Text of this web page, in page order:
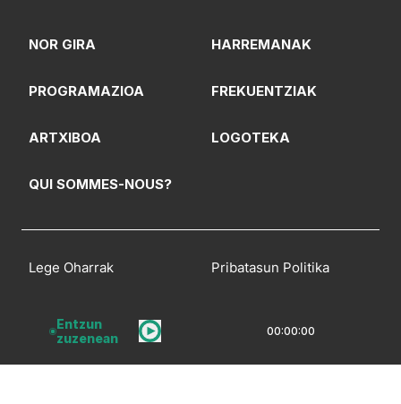
Entzun
zuzenean
00:00:00
NOR GIRA HARREMANAK
PROGRAMAZIOA FREKUENTZIAK
ARTXIBOA LOGOTEKA
QUI SOMMES-NOUS?
Lege Oharrak
Pribatasun Politika